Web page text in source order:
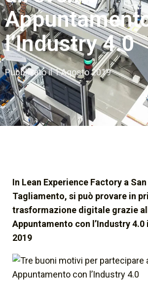
l’Industry 4.0
Pubblicato il1 Agosto 2019
In Lean Experience Factory a San
Tagliamento, si può provare in
trasformazione digitale grazie
Appuntamento con l’Industry 4.0
2019